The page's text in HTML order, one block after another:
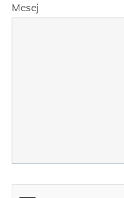
Mesej